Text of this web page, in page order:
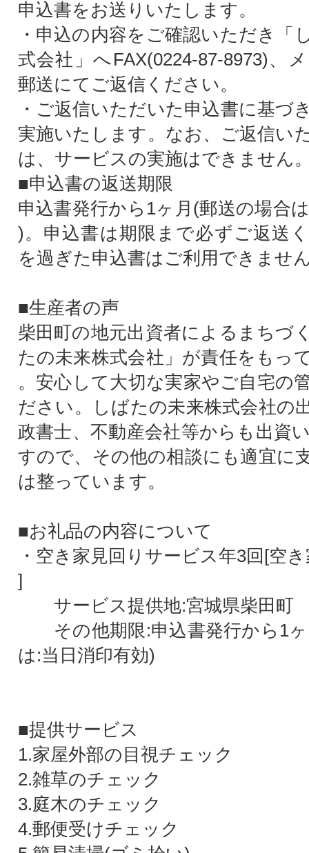
申込書をお送りいたします。
・申込の内容をご確認いただき「
式会社」へFAX(0224-87-8973)、
郵送にてご返信ください。
・ご返信いただいた申込書に基づ
実施いたします。なお、ご返信い
は、サービスの実施はできません
■申込書の返送期限
申込書発行から1ヶ月(郵送の場合
)。申込書は期限まで必ずご返送
を過ぎた申込書はご利用できませ
■生産者の声
柴田町の地元出資者によるまちづ
たの未来株式会社」が責任をもっ
。安心して大切な実家やご自宅の
ださい。しばたの未来株式会社の
政書士、不動産会社等からも出資
すので、その他の相談にも適宜に
は整っています。
■お礼品の内容について
・空き家見回りサービス年3回[空
]
サービス提供地:宮城県柴田町
その他期限:申込書発行から1ヶ
は:当日消印有効)
■提供サービス
1.家屋外部の目視チェック
2.雑草のチェック
3.庭木のチェック
4.郵便受けチェック